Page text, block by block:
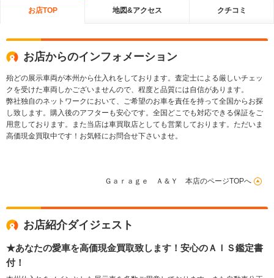
お店TOP 地図&アクセス クチコミ
お店からのインフォメーション
殆どの展示車両が本州から仕入れをしております。査定士による厳しいチェッ
クを受けた車両しかございませんので、程度と品質には自信があります。
弊社独自のネットワークにおいて、ご希望のお車を責任を持って全国からお探
し致します。購入後のアフターも安心です。全国どこでも対応できる保証をご
用意しております。また当店は車買取店としても営業しております。ただいま
高価現金買取中です！お気軽にお問合せ下さいませ。
Ｇａｒａｇｅ Ａ＆Ｙ 本店のページTOPへ
お店紹介ダイジェスト
★あなたの愛車を高価現金買取致します！安心のＡＩＳ鑑定書
付！